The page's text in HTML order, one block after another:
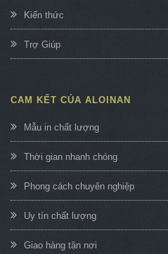
Kiến thức
Trợ Giúp
CAM KẾT CỦA ALOINAN
Mẫu in chất lượng
Thời gian nhanh chóng
Phong cách chuyên nghiệp
Uy tín chất lượng
Giao hàng tận nơi